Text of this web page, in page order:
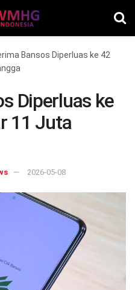
Bansos Diperluas ke 42
Diperluas ke
11 Juta
2026-05-08